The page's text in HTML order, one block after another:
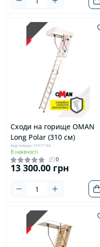
Сходи на горище OMAN
Long Polar (310 см)
Код товару: 9997742
В наявності
0
13 300.00 грн